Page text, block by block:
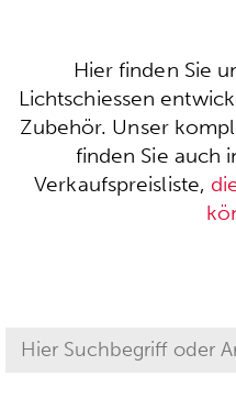
Hier finden Sie
Lichtschiessen
Zubehör. Unser
finden Sie auch
Verkaufspreisliste,